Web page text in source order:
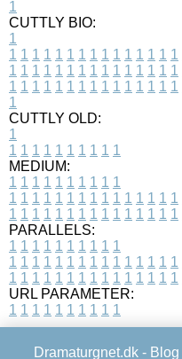
1
CUTTLY BIO:
1
1 1 1 1 1 1 1 1 1 1 1 1 1 1 1
1 1 1 1 1 1 1 1 1 1 1 1 1 1 1
1 1 1 1 1 1 1 1 1 1 1 1 1 1 1
1
CUTTLY OLD:
1
1 1 1 1 1 1 1 1 1 1
MEDIUM:
1 1 1 1 1 1 1 1 1 1
1 1 1 1 1 1 1 1 1 1 1 1 1 1 1
1 1 1 1 1 1 1 1 1 1 1 1 1 1 1
PARALLELS:
1 1 1 1 1 1 1 1 1 1
1 1 1 1 1 1 1 1 1 1 1 1 1 1 1
1 1 1 1 1 1 1 1 1 1 1 1 1 1 1
URL PARAMETER:
1 1 1 1 1 1 1 1 1 1
Dramaturgnet.dk - Blog